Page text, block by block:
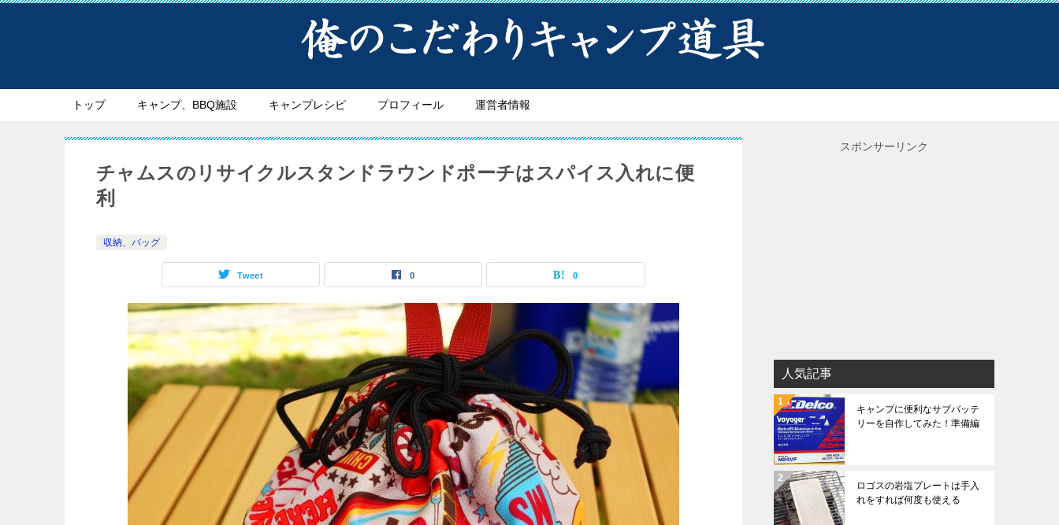
トップ キャンプ、BBQ施設 キャンプレシピ プロフィール 運営者情報
チャムスのリサイクルスタンドラウンドポーチはスパイス入れに便
利
収納、バッグ
Tweet 0 0
スポンサーリンク
人気記事
キャンプに便利なサブバッテ
リーを自作してみた！準備編
ロゴスの岩塩プレートは手入
れをすれば何度も使える